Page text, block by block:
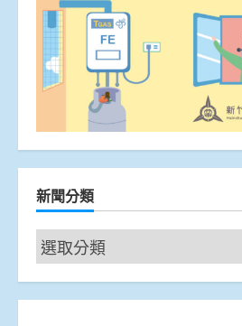
新聞分類
新
聞
分